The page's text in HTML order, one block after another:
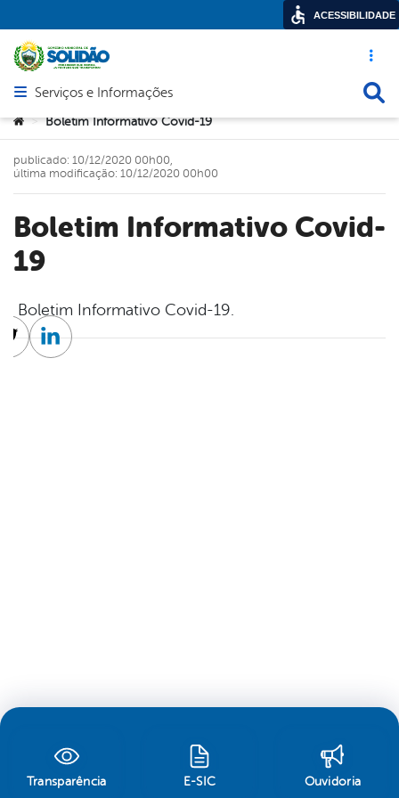
Acesso
Abrir menu principal de navegação
Serviços e Informações
Você está aqui:
> Boletim Informativo Covid-19
Boletim Informativo Covid-
19
publicado: 10/12/2020 00h00,
última modificação: 10/12/2020 00h00
Boletim Informativo Covid-19.
TwitterLinkedin
Transparência E-SIC Ouvidoria
ACESSIBILIDADE